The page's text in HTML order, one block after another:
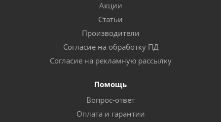
Акции
Статьи
Производители
Согласие на обработку ПД
Согласие на рекламную рассылку
Помощь
Вопрос-ответ
Оплата и гарантии